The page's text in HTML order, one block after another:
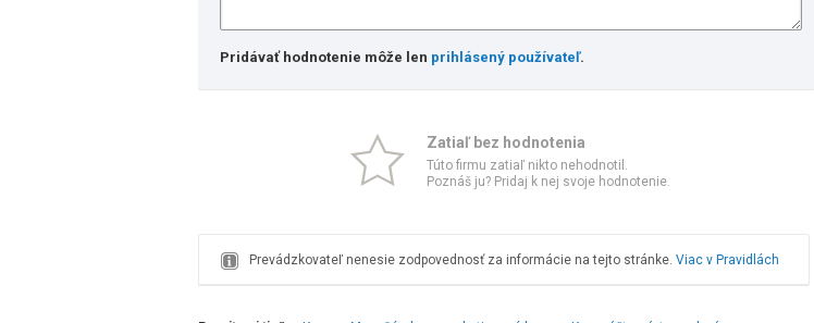
Pridávať hodnotenie môže len prihlásený používateľ.
Zatiaľ bez hodnotenia
Túto firmu zatiaľ nikto nehodnotil.
Poznáš ju? Pridaj k nej svoje hodnotenie.
Prevádzkovateľ nenesie zodpovednosť za informácie na tejto stránke. Viac v Pravidlách